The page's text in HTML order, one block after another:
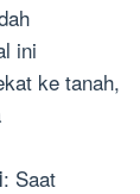
ini
ke tanah,
: Saat